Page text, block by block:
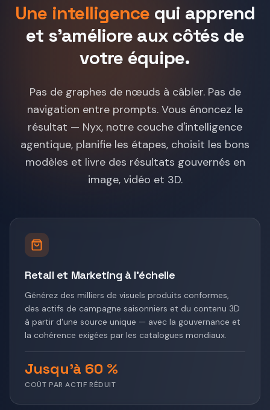
Une intelligence qui apprend
et s'améliore aux côtés de
votre équipe.
Pas de graphes de nœuds à câbler. Pas de
navigation entre prompts. Vous énoncez le
résultat — Nyx, notre couche d'intelligence
agentique, planifie les étapes, choisit les bons
modèles et livre des résultats gouvernés en
image, vidéo et 3D.
Retail et Marketing à l'échelle
Générez des milliers de visuels produits conformes,
des actifs de campagne saisonniers et du contenu 3D
à partir d'une source unique — avec la gouvernance et
la cohérence exigées par les catalogues mondiaux.
Jusqu'à 60 %
COÛT PAR ACTIF RÉDUIT